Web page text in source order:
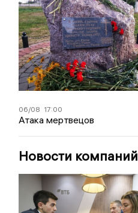
06/08 17:00
Атака мертвецов
Новости компаний